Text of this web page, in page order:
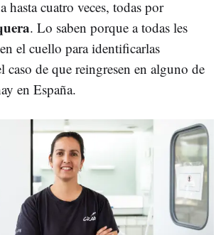
hasta cuatro veces, todas por
. Lo saben porque a todas les
el cuello para identificarlas
caso de que reingresen en alguno de
en España.